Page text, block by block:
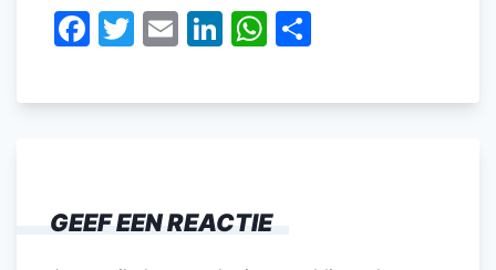
F
c
o
o
T
itt
E
ai
Li
k
n
W
at
p
p
e
GEEF EEN REACTIE